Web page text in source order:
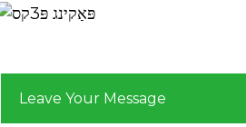
Leave Your Message